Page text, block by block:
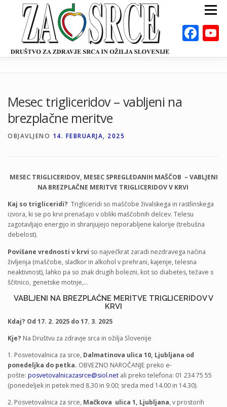
Preskoči
Meni
DEJAVNOSTI ODKLOP-I VAROVALNA ŽIVILA
O NAS
Mesec trigliceridov – vabljeni na
brezplačne meritve
OBJAVLJENO 14. FEBRUARJA, 2025
MESEC TRIGLICERIDOV, MESEC SPREGLEDANIH MAŠČOB – VABLJENI
NA BREZPLAČNE MERITVE TRIGLICERIDOV V KRVI
Kaj so trigliceridi? Trigliceridi so maščobe živalskega in rastlinskega
izvora, ki se po krvi prenašajo v obliki maščobnih delcev. Telesu
zagotavljajo energijo in shranjujejo neporabljene kalorije (trebušna
debelost).
Povišane vrednosti v krvi so največkrat zaradi nezdravega načina
življenja (maščobe, sladkor in alkohol v prehrani, kajenje, telesna
neaktivnost), lahko pa so znak drugih bolezni, kot so diabetes, težave s
ščitnico, genetske motnje,…
VABLJENI NA BREZPLAČNE MERITVE TRIGLICERIDOV V
KRVI
Kdaj? Od 17. 2. 2025 do 17. 3. 2025
Kje? Na Društvu za zdravje srca in ožilja Slovenije
1. Posvetovalnica za srce, Dalmatinova ulica 10, Ljubljana od
ponedeljka do petka. OBVEZNO NAROČANJE preko e-
pošte: posvetovalnicazasrce@siol.net ali preko telefona: 01 234 75 55
(ponedeljek in petek med 8.30 in 9.00; sreda med 14.00 in 14.30).
2. Posvetovalnica za srce, Mačkova ulica 1, Ljubljana, v prostorih